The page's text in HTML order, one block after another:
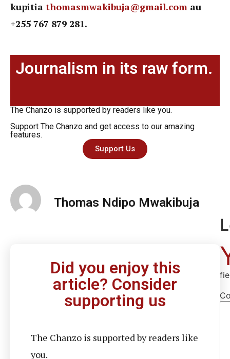
kupitia thomasmwakibuja@gmail.com au
+255 767 879 281.
Journalism in its raw form.
The Chanzo is supported by readers like you.
Support The Chanzo and get access to our amazing
features.
Support Us
Thomas Ndipo Mwakibuja
Did you enjoy this
article? Consider
supporting us
The Chanzo is supported by readers like
you.